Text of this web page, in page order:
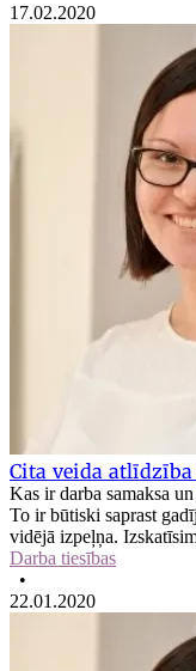
17.02.2020
Cita veida
Kas ir darba samaksa
To ir būtiski saprast
vidējā izpeļņa.
Darba tiesības
•
22.01.2020